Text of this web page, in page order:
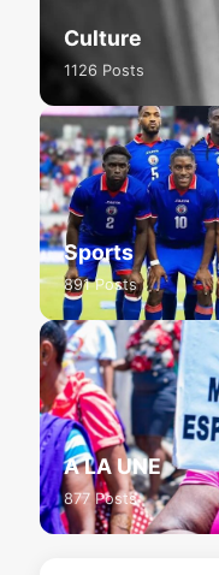
Culture
1126 Posts
Sports
891 Posts
A LA UNE
877 Posts